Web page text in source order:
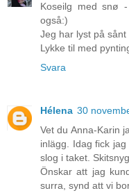
Koseilg med snø
også:)
Jeg har lyst på
Lykke til med
Svara
Hélena 30
Vet du Anna-Karin
inlägg. Idag fick
slog i taket.
Önskar att jag
surra, synd att vi